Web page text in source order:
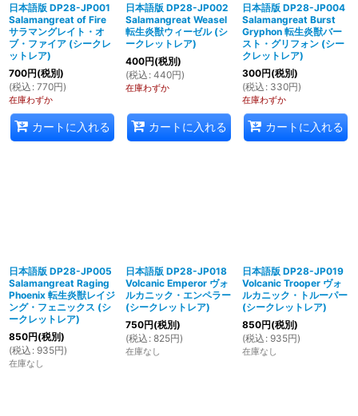
日本語版 DP28-JP001
Salamangreat of Fire
サラマングレイト・オ
ブ・ファイア (シークレ
ットレア)
700円(税別)
(税込 : 770円)
在庫わずか
カートに入れる
日本語版 DP28-JP002
Salamangreat Weasel
転生炎獣ウィーゼル (シ
ークレットレア)
400円(税別)
(税込 : 440円)
在庫わずか
カートに入れる
日本語版 DP28-JP004
Salamangreat Burst
Gryphon 転生炎獣バー
スト・グリフォン (シー
クレットレア)
300円(税別)
(税込 : 330円)
在庫わずか
カートに入れる
日本語版 DP28-JP005
Salamangreat Raging
Phoenix 転生炎獣レイジ
ング・フェニックス (シ
ークレットレア)
850円(税別)
(税込 : 935円)
在庫なし
日本語版 DP28-JP018
Volcanic Emperor ヴォ
ルカニック・エンペラー
(シークレットレア)
750円(税別)
(税込 : 825円)
在庫なし
日本語版 DP28-JP019
Volcanic Trooper ヴォ
ルカニック・トルーパー
(シークレットレア)
850円(税別)
(税込 : 935円)
在庫なし